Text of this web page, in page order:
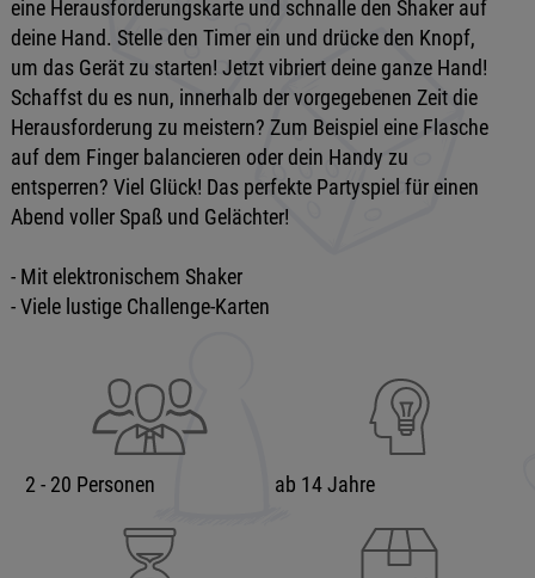
eine Herausforderungskarte und schnalle den Shaker auf
deine Hand. Stelle den Timer ein und drücke den Knopf,
um das Gerät zu starten! Jetzt vibriert deine ganze Hand!
Schaffst du es nun, innerhalb der vorgegebenen Zeit die
Herausforderung zu meistern? Zum Beispiel eine Flasche
auf dem Finger balancieren oder dein Handy zu
entsperren? Viel Glück! Das perfekte Partyspiel für einen
Abend voller Spaß und Gelächter!
- Mit elektronischem Shaker
- Viele lustige Challenge-Karten
2 - 20 Personen ab 14 Jahre